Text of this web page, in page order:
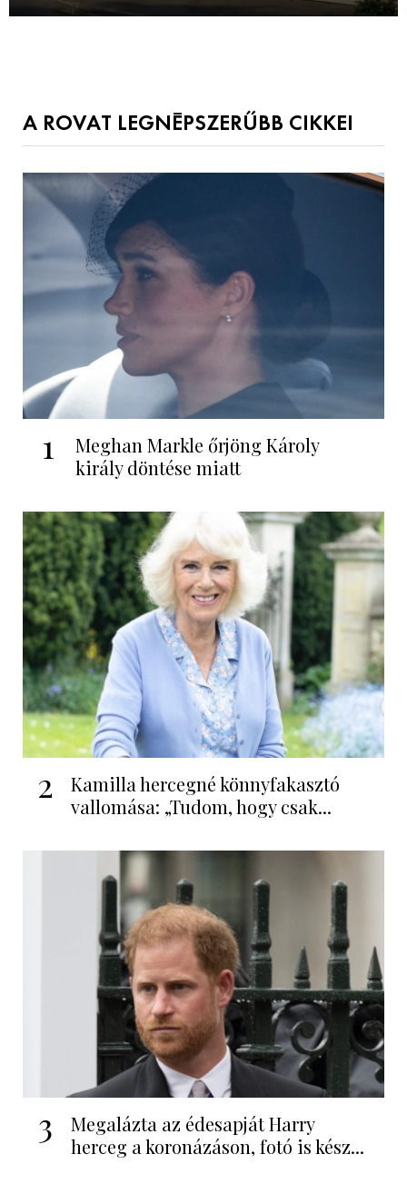
A ROVAT LEGNÉPSZERŰBB CIKKEI
1
Meghan Markle őrjöng Károly
király döntése miatt
2
Kamilla hercegné könnyfakasztó
vallomása: „Tudom, hogy csak...
3
Megalázta az édesapját Harry
herceg a koronázáson, fotó is kész...